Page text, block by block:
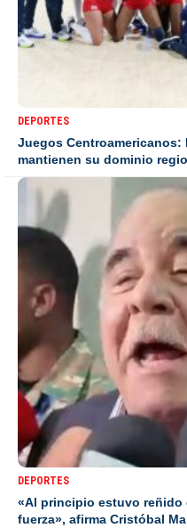
DEPORTES
Juegos Centroamericanos:
mantienen su dominio
DEPORTES
«Al principio estuvo
fuerza», afirma Cristóbal